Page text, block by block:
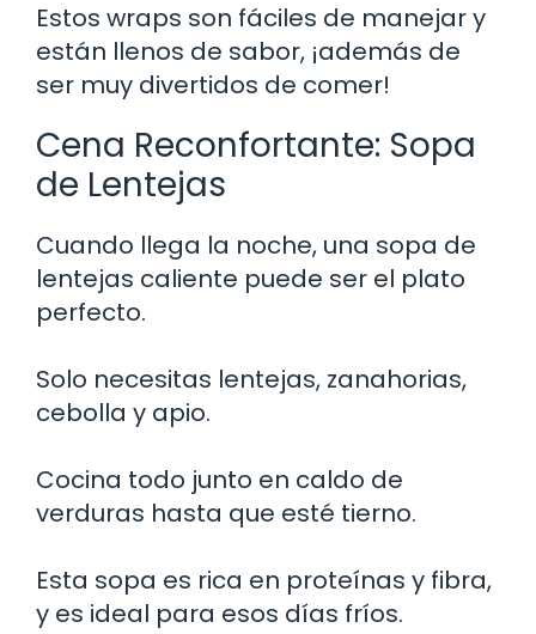
Estos wraps son fáciles de manejar y
están llenos de sabor, ¡además de
ser muy divertidos de comer!
Cena Reconfortante: Sopa
de Lentejas
Cuando llega la noche, una sopa de
lentejas caliente puede ser el plato
perfecto.
Solo necesitas lentejas, zanahorias,
cebolla y apio.
Cocina todo junto en caldo de
verduras hasta que esté tierno.
Esta sopa es rica en proteínas y fibra,
y es ideal para esos días fríos.